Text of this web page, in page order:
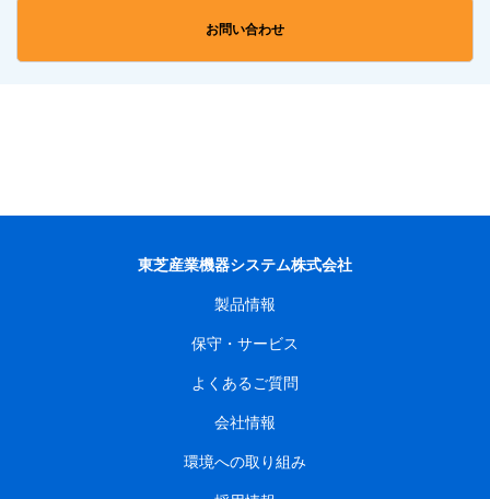
お問い合わせ
東芝産業機器システム株式会社
製品情報
保守・サービス
よくあるご質問
会社情報
環境への取り組み